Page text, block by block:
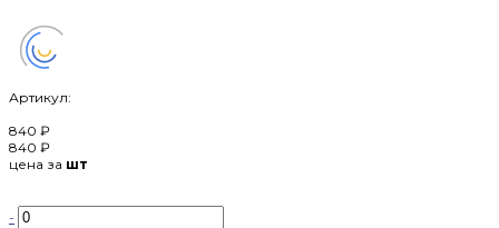
Артикул:
840 ₽
840 ₽
цена за шт
-